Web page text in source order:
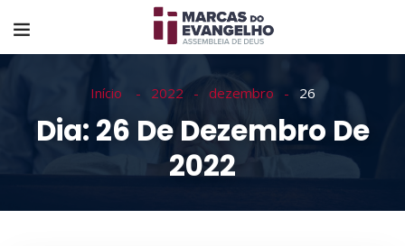
Início 2022 dezembro 26
Dia: 26 De Dezembro De
2022